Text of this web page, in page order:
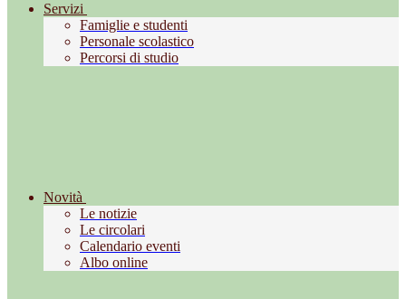
Servizi
Famiglie e studenti
Personale scolastico
Percorsi di studio
Novità
Le notizie
Le circolari
Calendario eventi
Albo online